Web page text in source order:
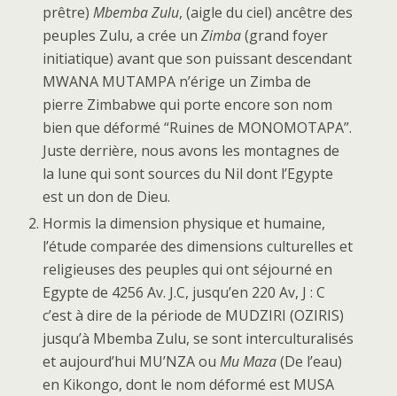
prêtre)Mbemba Zulu, (aigle du ciel) ancêtre des
peuples Zulu, a crée unZimba(grand foyer
initiatique) avant que son puissant descendant
MWANA MUTAMPA n’érige un Zimba de
pierre Zimbabwe qui porte encore son nom
bien que déformé “Ruines de MONOMOTAPA”.
Juste derrière, nous avons les montagnes de
la lune qui sont sources du Nil dont l’Egypte
est un don de Dieu.
Hormis la dimension physique et humaine,
l’étude comparée des dimensions culturelles et
religieuses des peuples qui ont séjourné en
Egypte de 4256 Av. J.C, jusqu’en 220 Av, J : C
c’est à dire de la période de MUDZIRI (OZIRIS)
jusqu’à Mbemba Zulu, se sont interculturalisés
et aujourd’hui MU’NZA ouMu Maza(De l’eau)
en Kikongo, dont le nom déformé est MUSA